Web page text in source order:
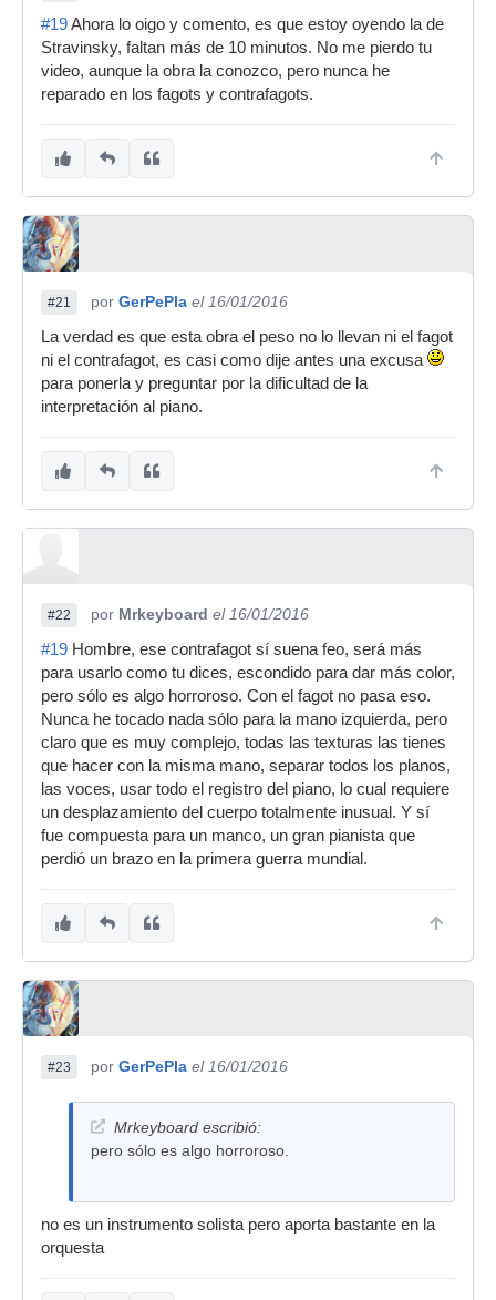
#19Ahora lo oigo y comento, es que estoy oyendo la de
Stravinsky, faltan más de 10 minutos. No me pierdo tu
video, aunque la obra la conozco, pero nunca he
reparado en los fagots y contrafagots.
#21 por GerPePla el 16/01/2016
La verdad es que esta obra el peso no lo llevan ni el fagot
ni el contrafagot, es casi como dije antes una excusa
para ponerla y preguntar por la dificultad de la
interpretación al piano.
#22 por Mrkeyboard el 16/01/2016
#19 Hombre, ese contrafagot sí suena feo, será más
para usarlo como tu dices, escondido para dar más color,
pero sólo es algo horroroso. Con el fagot no pasa eso.
Nunca he tocado nada sólo para la mano izquierda, pero
claro que es muy complejo, todas las texturas las tienes
que hacer con la misma mano, separar todos los planos,
las voces, usar todo el registro del piano, lo cual requiere
un desplazamiento del cuerpo totalmente inusual. Y sí
fue compuesta para un manco, un gran pianista que
perdió un brazo en la primera guerra mundial.
#23 por GerPePla el 16/01/2016
Mrkeyboard escribió:
pero sólo es algo horroroso.
no es un instrumento solista pero aporta bastante en la
orquesta